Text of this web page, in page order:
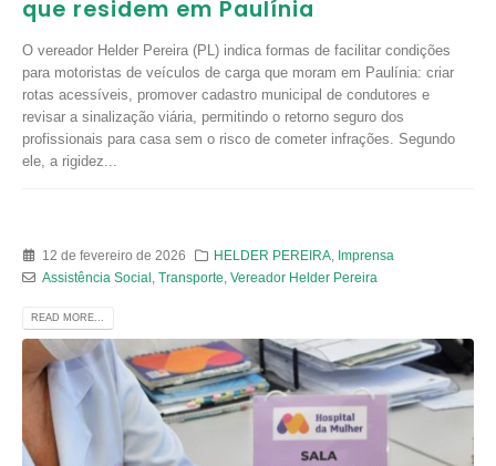
que residem em Paulínia
O vereador Helder Pereira (PL) indica formas de facilitar condições
para motoristas de veículos de carga que moram em Paulínia: criar
rotas acessíveis, promover cadastro municipal de condutores e
revisar a sinalização viária, permitindo o retorno seguro dos
profissionais para casa sem o risco de cometer infrações. Segundo
ele, a rigidez...
12 de fevereiro de 2026 HELDER PEREIRA
Imprensa
Assistência Social
Transporte Vereador Helder Pereira
READ MORE...